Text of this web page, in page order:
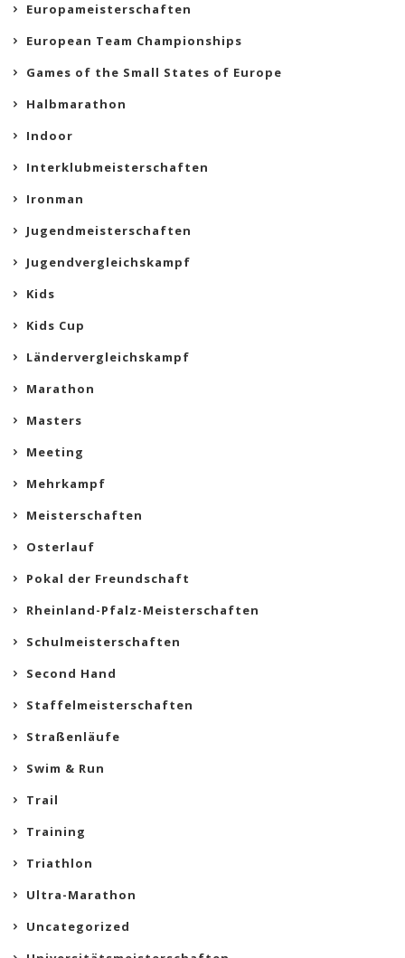
Europameisterschaften
European Team Championships
Games of the Small States of Europe
Halbmarathon
Indoor
Interklubmeisterschaften
Ironman
Jugendmeisterschaften
Jugendvergleichskampf
Kids
Kids Cup
Ländervergleichskampf
Marathon
Masters
Meeting
Mehrkampf
Meisterschaften
Osterlauf
Pokal der Freundschaft
Rheinland-Pfalz-Meisterschaften
Schulmeisterschaften
Second Hand
Staffelmeisterschaften
Straßenläufe
Swim & Run
Trail
Training
Triathlon
Ultra-Marathon
Uncategorized